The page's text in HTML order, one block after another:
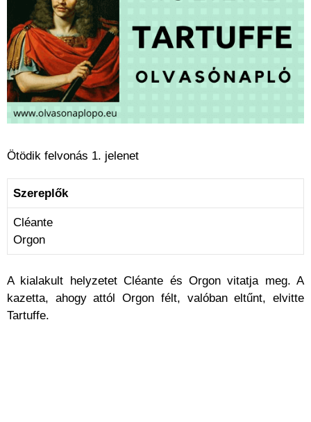
Ötödik felvonás 1. jelenet
Szereplők
Cléante
Orgon
A kialakult helyzetet Cléante és Orgon vitatja meg. A
kazetta, ahogy attól Orgon félt, valóban eltűnt, elvitte
Tartuffe.